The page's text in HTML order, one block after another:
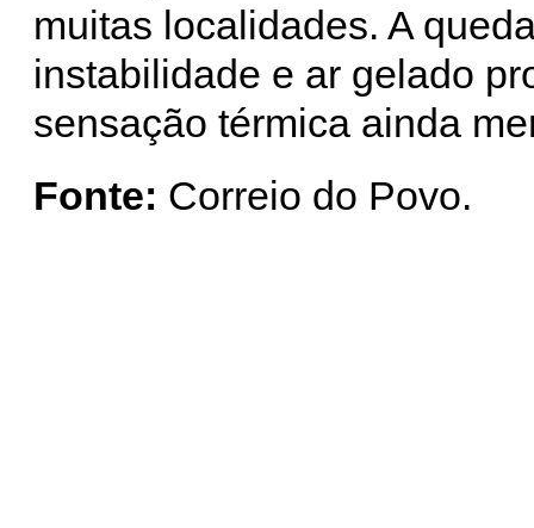
muitas localidades. A
instabilidade e ar gelado
sensação térmica ainda
Fonte: Correio do Povo.